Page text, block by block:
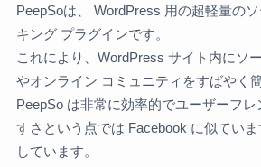
PeepSoは、 WordPress 用の超軽量の
キング プラグインです。
これにより、WordPress サイト内にソ
やオンライン コミュニティをすばやく
PeepSo は非常に効率的でユーザーフ
すさという点では Facebook に似てい
しています。